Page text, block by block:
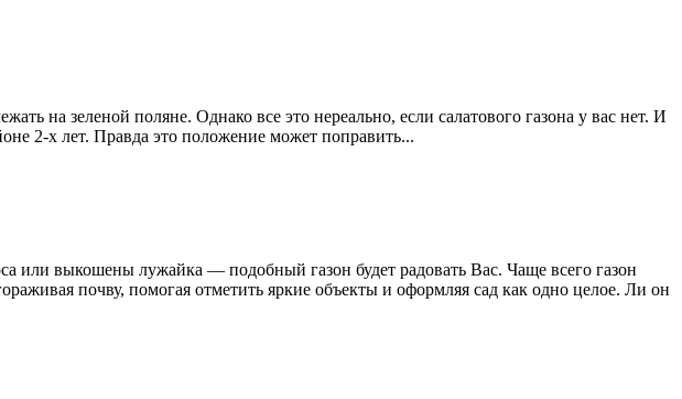
на зеленой поляне. Однако все это нереально, если салатового газона у вас нет. И
2-х лет. Правда это положение может поправить...
или выкошены лужайка — подобный газон будет радовать Вас. Чаще всего газон
почву, помогая отметить яркие объекты и оформляя сад как одно целое. Ли он